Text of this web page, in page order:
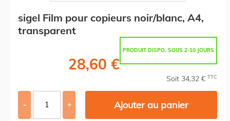
sigel Film pour copieurs noir/blanc, A4,
transparent
PRODUIT DISPO. SOUS 2-10 JOURS
28,60 €
Soit 34,32 € TTC
- + Ajouter au panier